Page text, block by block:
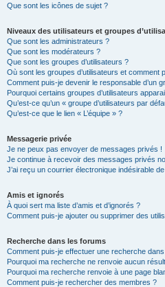
Que sont les icônes de sujet ?
Niveaux des utilisateurs et groupes
Que sont les administrateurs ?
Que sont les modérateurs ?
Que sont les groupes d’utilisateurs ?
Où sont les groupes d’utilisateurs et comment
Comment puis-je devenir le responsable d’un
Pourquoi certains groupes d’utilisateurs
Qu’est-ce qu’un « groupe d’utilisateurs par
Qu’est-ce que le lien « L’équipe » ?
Messagerie privée
Je ne peux pas envoyer de messages privés !
Je continue à recevoir des messages privés
J’ai reçu un courrier électronique indésirable
Amis et ignorés
À quoi sert ma liste d’amis et d’ignorés ?
Comment puis-je ajouter ou supprimer des
Recherche dans les forums
Comment puis-je effectuer une recherche
Pourquoi ma recherche ne renvoie aucun
Pourquoi ma recherche renvoie à une page
Comment puis-je rechercher des membres ?